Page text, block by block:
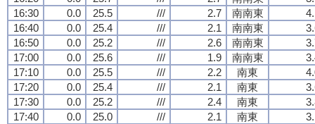
16:30
0.0 25.5 /// 2.7 南南東
16:40
0.0 25.4 /// 2.1 南南東
16:50
0.0 25.2 /// 2.6 南南東
17:00
0.0 25.6 /// 1.9 南南東
17:10
0.0 25.5 /// 2.2 南東
17:20
0.0 25.4 /// 2.1 南東
17:30
0.0 25.2 /// 2.4 南東
17:40
0.0 25.0 /// 2.1 南東